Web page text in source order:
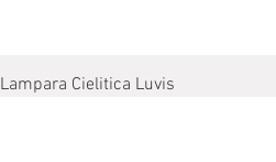
Lampara Cielitica Luvis